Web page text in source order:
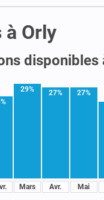
Orly
disponibles
29%
Mars
27%
Avr.
27%
Mai